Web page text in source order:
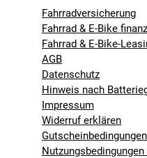
Fahrradversicherung
Fahrrad & E-Bike
Fahrrad & E-Bike-
AGB
Datenschutz
Hinweis nach
Impressum
Widerruf erklären
Gutscheinbedingungen